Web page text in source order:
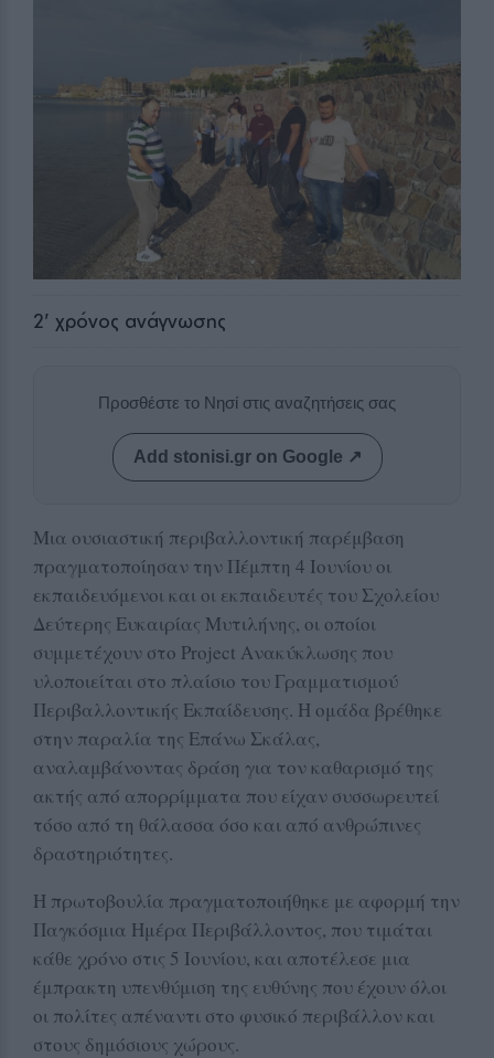
2' χρόνος ανάγνωσης
Προσθέστε το Νησί στις αναζητήσεις σας
Add stonisi.gr on Google ↗
Μια ουσιαστική περιβαλλοντική παρέμβαση
πραγματοποίησαν την Πέμπτη 4 Ιουνίου οι
εκπαιδευόμενοι και οι εκπαιδευτές του Σχολείου
Δεύτερης Ευκαιρίας Μυτιλήνης, οι οποίοι
συμμετέχουν στο Project Ανακύκλωσης που
υλοποιείται στο πλαίσιο του Γραμματισμού
Περιβαλλοντικής Εκπαίδευσης. Η ομάδα βρέθηκε
στην παραλία της Επάνω Σκάλας,
αναλαμβάνοντας δράση για τον καθαρισμό της
ακτής από απορρίμματα που είχαν συσσωρευτεί
τόσο από τη θάλασσα όσο και από ανθρώπινες
δραστηριότητες.
Η πρωτοβουλία πραγματοποιήθηκε με αφορμή την
Παγκόσμια Ημέρα Περιβάλλοντος, που τιμάται
κάθε χρόνο στις 5 Ιουνίου, και αποτέλεσε μια
έμπρακτη υπενθύμιση της ευθύνης που έχουν όλοι
οι πολίτες απέναντι στο φυσικό περιβάλλον και
στους δημόσιους χώρους.